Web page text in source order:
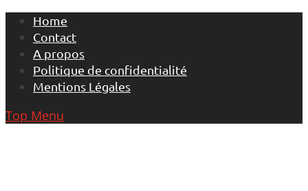
Skip
content
Home
Contact
A propos
Politique de confidentialité
Mentions Légales
Top Menu